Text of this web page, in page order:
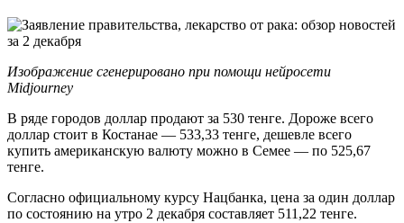
Изображение сгенерировано при помощи нейросети
Midjourney
В ряде городов доллар продают за 530 тенге. Дороже всего
доллар стоит в Костанае — 533,33 тенге, дешевле всего
купить американскую валюту можно в Семее — по 525,67
тенге.
Согласно официальному курсу Нацбанка, цена за один доллар
по состоянию на утро 2 декабря составляет 511,22 тенге.